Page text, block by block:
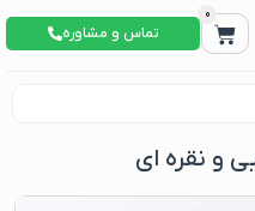
0
تماس و مشاوره
نقره ای